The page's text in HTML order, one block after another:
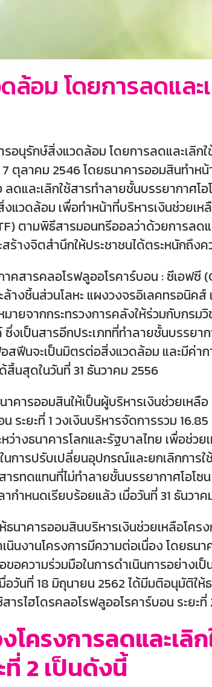
ล้อม โดยการลดและ
อนุรักษ์สิ่งแวดล้อม โดยการลดและเลิก
ตุลาคม 2546 โดยธนาคารออมสินทำหน้
ดและเลิกใช้สารทำลายชั้นบรรยากาศโ
แวดล้อม เพื่อทำหน้าที่บริหารเงินช่วยเ
ตามพิธีสารมอนทรีออลว่าด้วยการลด
ร้างจิตสำนึกให้ประชาชนได้ตระหนักถึ
คสารคลอโรฟลูออโรคาร์บอน : ซีเอฟซี
างชิ้นส่วนโลหะ แผงวงจรอิเลคทรอนิ
ายจากกระทรวงการคลังให้ร่วมกับกรม
ซึ่งเป็นสารอีกประเภทที่ทำลายชั้นบรรยา
ฟีนจะเป็นมิตรต่อสิ่งแวดล้อม และมีค่าก
สิ้นสุดในวันที่ 31 ธันวาคม 2556
าคารออมสินให้เป็นผู้บริหารเงินช่วยเห
ระยะที่ 1 วงเงินบริหารจัดการรวม
ว่างธนาคารโลกและรัฐบาลไทย เพื่อช่ว
การปรับเปลี่ยนอุปกรณ์และยกเลิกการใ
ารทดแทนที่ไม่ทำลายชั้นบรรยากาศโอโ
กำหนดเรียบร้อยแล้ว เมื่อวันที่ 31 ธันวาค
นาคารออมสินบริหารเงินช่วยเหลือโคร
นินงานโครงการมีความต่อเนื่อง โดยธน
อความร่วมมือในการดำเนินการอย่างเ
วันที่ 18 มิถุนายน 2562 ได้มีมติอนุมัติให้
ารไฮโดรคลอโรฟลูออโรคาร์บอน ระยะที่
รงการลดและเลิก
2 เป็นดังนี้